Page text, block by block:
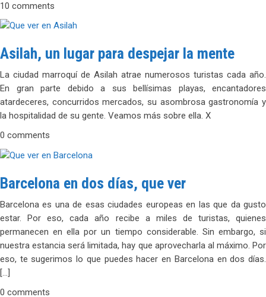
10 comments
Asilah, un lugar para despejar la mente
La ciudad marroquí de Asilah atrae numerosos turistas cada año.
En gran parte debido a sus bellísimas playas, encantadores
atardeceres, concurridos mercados, su asombrosa gastronomía y
la hospitalidad de su gente. Veamos más sobre ella. X
0 comments
Barcelona en dos días, que ver
Barcelona es una de esas ciudades europeas en las que da gusto
estar. Por eso, cada año recibe a miles de turistas, quienes
permanecen en ella por un tiempo considerable. Sin embargo, si
nuestra estancia será limitada, hay que aprovecharla al máximo. Por
eso, te sugerimos lo que puedes hacer en Barcelona en dos días.
[…]
0 comments